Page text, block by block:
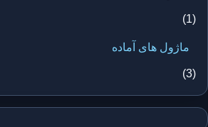
(1)
ماژول های آماده
(3)